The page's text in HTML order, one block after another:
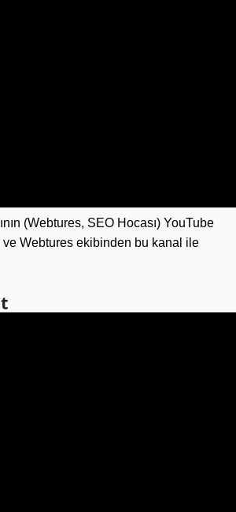
(Webtures, SEO Hocası) YouTube
Webtures ekibinden bu kanal ile